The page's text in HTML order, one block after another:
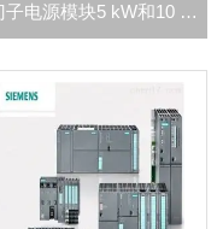
西门子电源模块5 kW和10 kW代理商